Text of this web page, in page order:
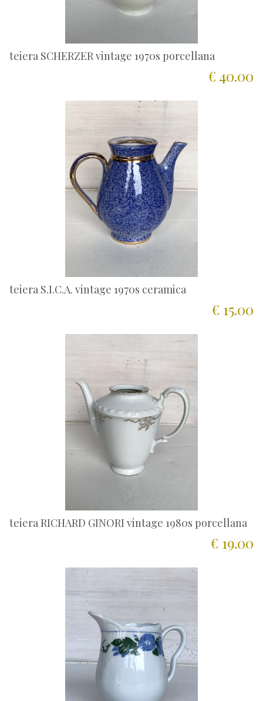
teiera SCHERZER vintage 1970s porcellana
€ 40.00
teiera S.I.C.A. vintage 1970s ceramica
€ 15.00
teiera RICHARD GINORI vintage 1980s porcellana
€ 19.00